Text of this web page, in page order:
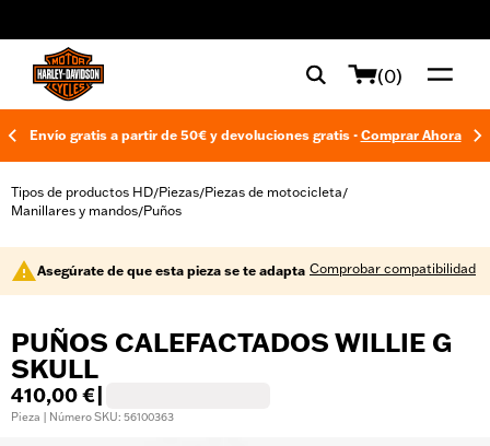
(0)
Envío gratis a partir de 50€ y devoluciones gratis - Comprar Ahora
Tipos de productos HD/Piezas/Piezas de motocicleta/
Manillares y mandos/Puños
Asegúrate de que esta pieza se te adapta Comprobar compatibilidad
PUÑOS CALEFACTADOS WILLIE G
SKULL
410,00 €
Pieza | Número SKU: 56100363